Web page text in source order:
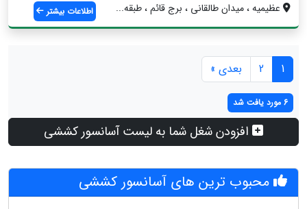
عظیمیه ، میدان طالقانی ، برج قائم ، طبقه... اطلاعات بیشتر
1
2 بعدی »
6 مورد یافت شد
افزودن شغل شما به لیست آسانسور کششی
محبوب ترین های آسانسور کششی